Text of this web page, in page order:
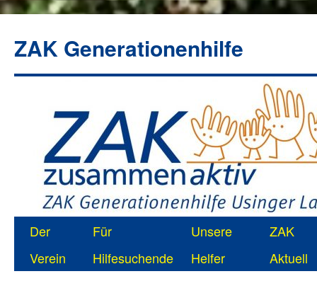
ZAK Generationenhilfe
Zum
Inhalt
Der
Verein
Für
Hilfesuchende
Unsere
Helfer
ZAK
Aktuell